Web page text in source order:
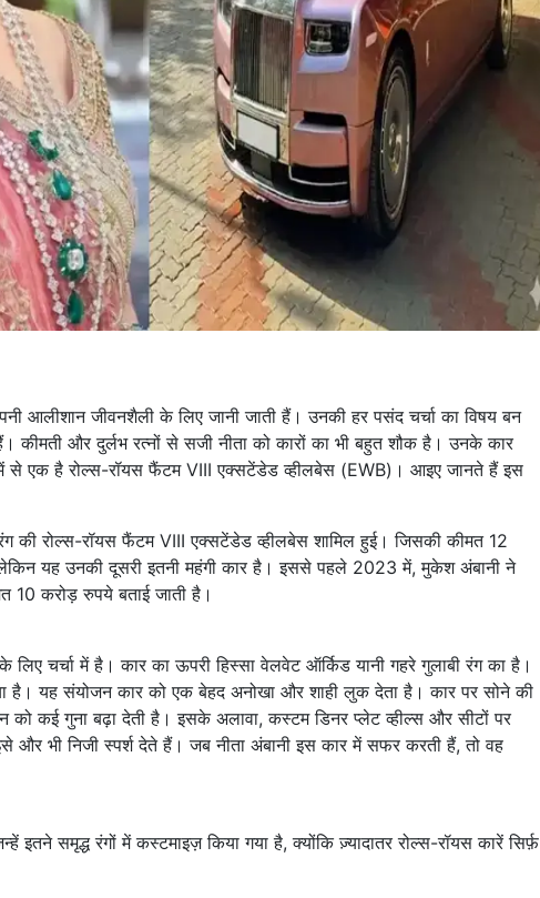
आलीशान जीवनशैली के लिए जानी जाती हैं। उनकी हर पसंद चर्चा का विषय बन
और दुर्लभ रत्नों से सजी नीता को कारों का भी बहुत शौक है। उनके कार
से एक है रोल्स-रॉयस फैंटम VIII एक्सटेंडेड व्हीलबेस (EWB)। आइए जानते हैं इस
की रोल्स-रॉयस फैंटम VIII एक्सटेंडेड व्हीलबेस शामिल हुई। जिसकी कीमत 12
यह उनकी दूसरी इतनी महंगी कार है। इससे पहले 2023 में, मुकेश अंबानी ने
10 करोड़ रुपये बताई जाती है।
चर्चा में है। कार का ऊपरी हिस्सा वेलवेट ऑर्किड यानी गहरे गुलाबी रंग का है।
है। यह संयोजन कार को एक बेहद अनोखा और शाही लुक देता है। कार पर सोने की
कई गुना बढ़ा देती है। इसके अलावा, कस्टम डिनर प्लेट व्हील्स और सीटों पर
और भी निजी स्पर्श देते हैं। जब नीता अंबानी इस कार में सफर करती हैं, तो वह
इतने समृद्ध रंगों में कस्टमाइज़ किया गया है, क्योंकि ज़्यादातर रोल्स-रॉयस कारें सिर्फ़